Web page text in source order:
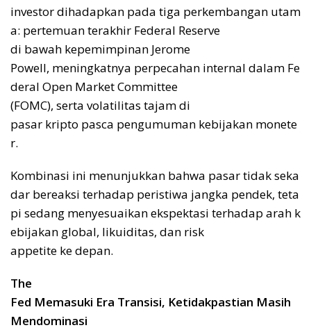
investor dihadapkan pada tiga perkembangan utam
a: pertemuan terakhir Federal Reserve
di bawah kepemimpinan Jerome
Powell, meningkatnya perpecahan internal dalam Fe
deral Open Market Committee
(FOMC), serta volatilitas tajam di
pasar kripto pasca pengumuman kebijakan monete
r.
Kombinasi ini menunjukkan bahwa pasar tidak seka
dar bereaksi terhadap peristiwa jangka pendek, teta
pi sedang menyesuaikan ekspektasi terhadap arah k
ebijakan global, likuiditas, dan risk
appetite ke depan.
The
Fed Memasuki Era Transisi, Ketidakpastian Masih
Mendominasi